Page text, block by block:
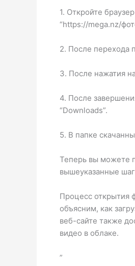
1. Откройте
“https://mega.nz/
2. После перехода
3. После нажатия
4. После
“Downloads”.
5. В папке
Теперь вы можете
вышеуказанные
Процесс открытия
объясним, как
веб-сайте также
видео в облаке.
”